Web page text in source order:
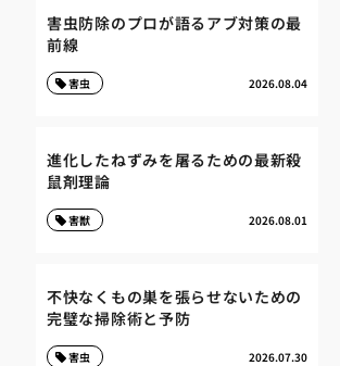
害虫防除のプロが語るアブ対策の最
前線
2026.08.04
害虫
進化したねずみを屠るための最新殺
鼠剤理論
2026.08.01
害獣
不快なくもの巣を張らせないための
完璧な掃除術と予防
2026.07.30
害虫